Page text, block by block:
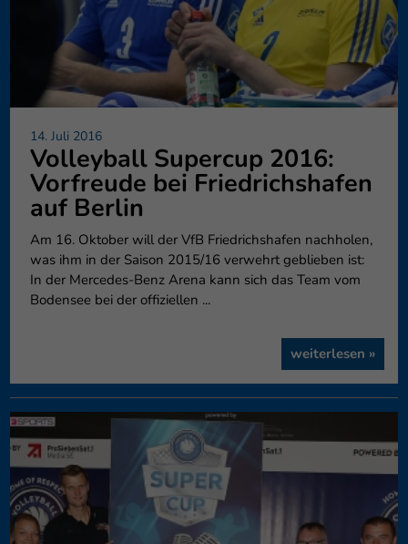
14. Juli 2016
Volleyball Supercup 2016:
Vorfreude bei Friedrichshafen
auf Berlin
Am 16. Oktober will der VfB Friedrichshafen nachholen,
was ihm in der Saison 2015/16 verwehrt geblieben ist:
In der Mercedes-Benz Arena kann sich das Team vom
Bodensee bei der offiziellen ...
weiterlesen »